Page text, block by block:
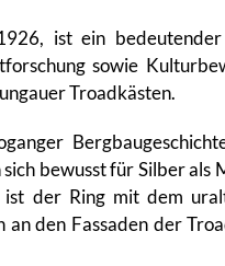
ist ein bedeutender
sowie
Troadkästen.
bewusst für Silber als
ist der Ring mit dem
an den Fassaden der